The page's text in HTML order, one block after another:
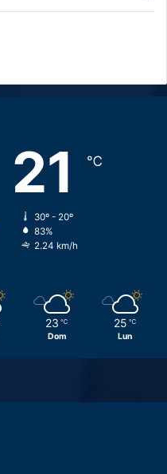
21 ℃
30º - 20º
83%
2.24 km/h
23 ℃
Dom
25 ℃
Lun